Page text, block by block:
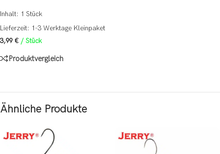
Inhalt: 1 Stück
Lieferzeit: 1-3 Werktage Kleinpaket
3,99 € / Stück
Produktvergleich
Ähnliche Produkte